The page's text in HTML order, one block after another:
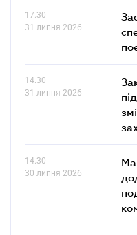
17.30
31 липня 2026
14.30
31 липня 2026
14.30
30 липня 2026